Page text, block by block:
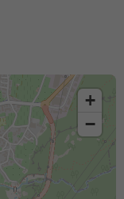
+
−